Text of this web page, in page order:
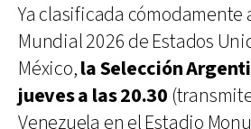
Ya clasificada cómodamente
Mundial 2026 de Estados
México,la Selección
jueves a las 20.30
Venezuela en el Estadio